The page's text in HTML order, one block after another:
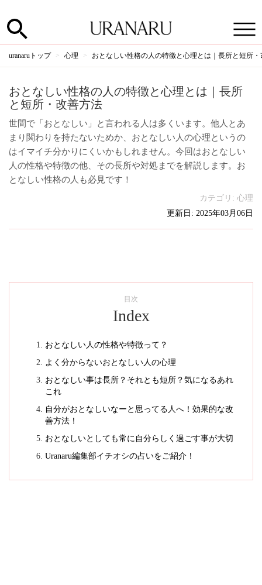
uranaruトップ 心理 おとなしい性格の人の特徴と心理とは｜長所と短所
おとなしい性格の人の特徴と心理とは｜長所
と短所・改善方法
世間で「おとなしい」と言われる人は多くいます。他人とあ
まり関わりを持たないためか、おとなしい人の心理というの
はイマイチ分かりにくいかもしれません。今回はおとなしい
人の性格や特徴の他、その長所や対処までを解説します。お
となしい性格の人も必見です！
カテゴリ: 心理
更新日: 2025年03月06日
目次
Index
おとなしい人の性格や特徴って？
よく分からないおとなしい人の心理
おとなしい事は長所？それとも短所？気になるあれ
これ
自分がおとなしいなーと思ってる人へ！効果的な改
善方法！
おとなしいとしても常に自分らしく過ごす事が大切
Uranaru編集部イチオシの占いをご紹介！